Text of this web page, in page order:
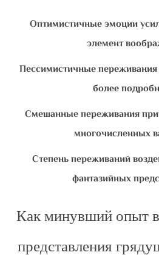
Оптимистичные эмоции
элемент
Пессимистичные
более
Смешанные переживания
многочисленных
Степень переживаний
фантазийных
Как минувший опыт
представления